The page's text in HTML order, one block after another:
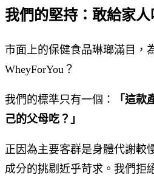
我們的堅持：敢給家
市面上的保健食品琳瑯滿目，
WheyForYou？
我們的標準只有一個：
「這款
己的父母吃？」
正因為主要客群是身體代謝較
成分的挑剔近乎苛求。我們拒